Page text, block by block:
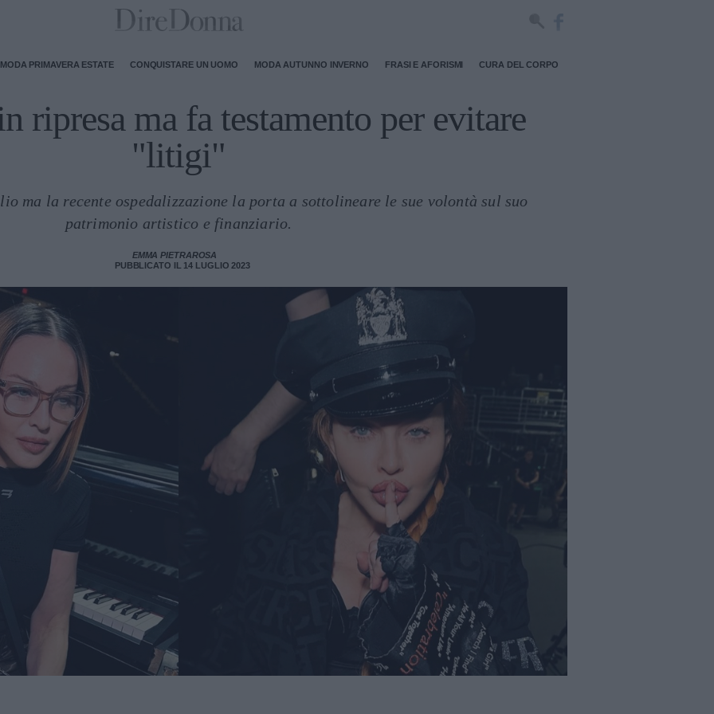
MODA PRIMAVERA ESTATE CONQUISTARE UN UOMO MODA AUTUNNO INVERNO FRASI E AFORISMI CURA DEL CORPO
ripresa ma fa testamento per evitare
"litigi"
ma la recente ospedalizzazione la porta a sottolineare le sue volontà sul suo
patrimonio artistico e finanziario.
EMMA PIETRAROSA
PUBBLICATO IL 14 LUGLIO 2023